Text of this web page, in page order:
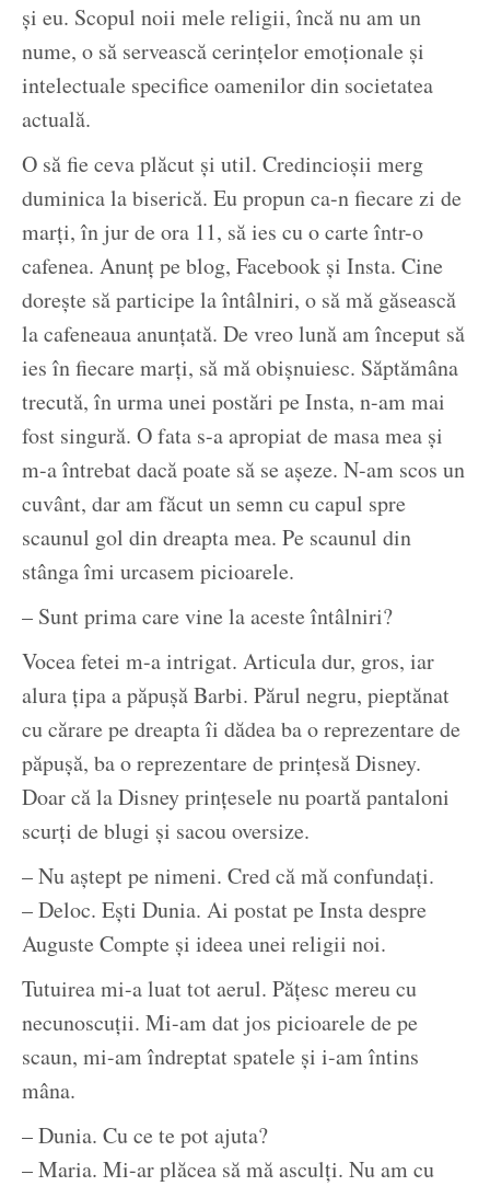
și eu. Scopul noii mele religii, încă nu am un
nume, o să servească cerințelor emoționale și
intelectuale specifice oamenilor din societatea
actuală.
O să fie ceva plăcut și util. Credincioșii merg
duminica la biserică. Eu propun ca-n fiecare zi de
marți, în jur de ora 11, să ies cu o carte într-o
cafenea. Anunț pe blog, Facebook și Insta. Cine
dorește să participe la întâlniri, o să mă găsească
la cafeneaua anunțată. De vreo lună am început să
ies în fiecare marți, să mă obișnuiesc. Săptămâna
trecută, în urma unei postări pe Insta, n-am mai
fost singură. O fata s-a apropiat de masa mea și
m-a întrebat dacă poate să se așeze. N-am scos un
cuvânt, dar am făcut un semn cu capul spre
scaunul gol din dreapta mea. Pe scaunul din
stânga îmi urcasem picioarele.
– Sunt prima care vine la aceste întâlniri?
Vocea fetei m-a intrigat. Articula dur, gros, iar
alura țipa a păpușă Barbi. Părul negru, pieptănat
cu cărare pe dreapta îi dădea ba o reprezentare de
păpușă, ba o reprezentare de prințesă Disney.
Doar că la Disney prințesele nu poartă pantaloni
scurți de blugi și sacou oversize.
– Nu aștept pe nimeni. Cred că mă confundați.
– Deloc. Ești Dunia. Ai postat pe Insta despre
Auguste Compte și ideea unei religii noi.
Tutuirea mi-a luat tot aerul. Pățesc mereu cu
necunoscuții. Mi-am dat jos picioarele de pe
scaun, mi-am îndreptat spatele și i-am întins
mâna.
– Dunia. Cu ce te pot ajuta?
– Maria. Mi-ar plăcea să mă asculți. Nu am cu